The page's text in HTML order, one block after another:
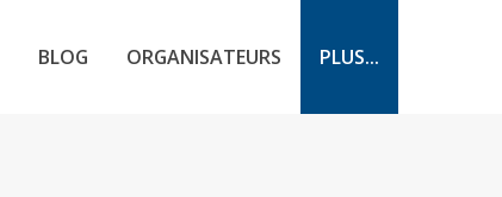
BLOG ORGANISATEURS PLUS...